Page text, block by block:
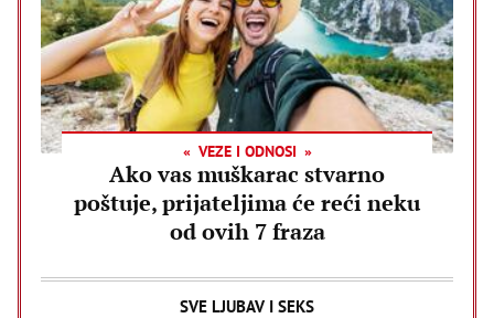
VEZE I ODNOSI
Ako vas muškarac stvarno
poštuje, prijateljima će reći neku
od ovih 7 fraza
SVE LJUBAV I SEKS